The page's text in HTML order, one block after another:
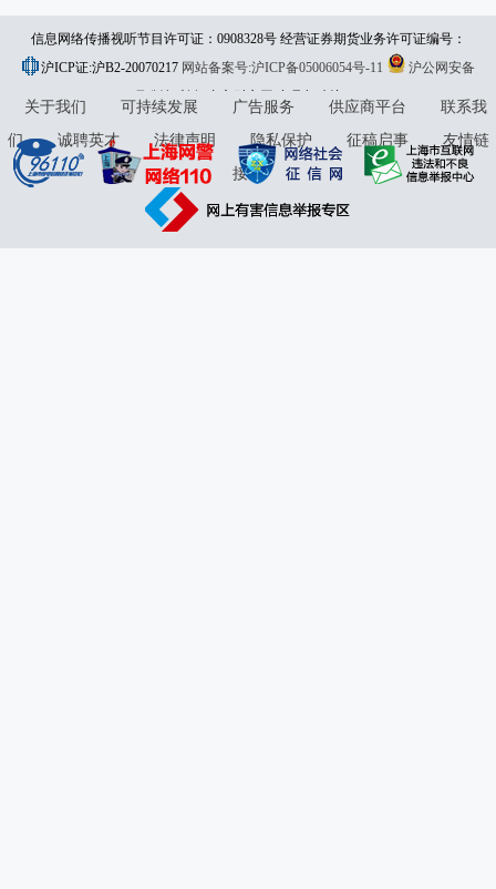
信息网络传播视听节目许可证：0908328号 经营证券期货业务许可证编号：
913101046312860336 违法和不良信息举报:021-61278686 举报邮箱：
jubao@eastmoney.com
沪ICP证:沪B2-20070217 网站备案号:沪ICP备05006054号-11
沪公网安备
31010402000120号版权所有:东方财富网意见与建议:4000300059/952500
关于我们 可持续发展 广告服务 供应商平台
联系我
们
诚聘英才 法律声明 隐私保护 征稿启事
友情链
接